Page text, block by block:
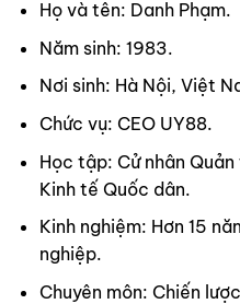
Họ và tên: Danh Phạm.
Năm sinh: 1983.
Nơi sinh: Hà Nội, Việt
Chức vụ: CEO UY88.
Học tập: Cử nhân
Kinh tế Quốc dân.
Kinh nghiệm: Hơn 15
nghiệp.
Chuyên môn: Chiến